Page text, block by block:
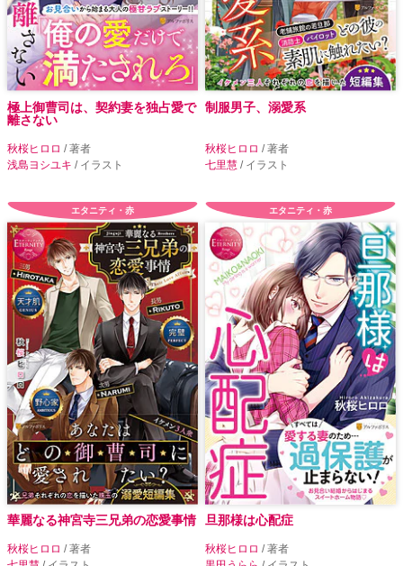
極上御曹司は、契約妻を独占愛で
離さない
秋桜ヒロロ / 著者
浅島ヨシユキ / イラスト
制服男子、溺愛系
秋桜ヒロロ / 著者
七里慧 / イラスト
エタニティ・赤
華麗なる神宮寺三兄弟の恋愛事情
秋桜ヒロロ / 著者
エタニティ・赤
旦那様は心配症
秋桜ヒロロ / 著者